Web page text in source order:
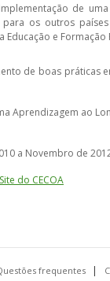
de
os outros países
e
de boas práticas
Aprendizagem ao
a Novembro de
Site do CECOA
frequentes